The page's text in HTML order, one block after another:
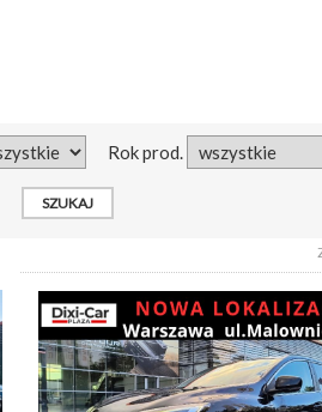
Rok prod.